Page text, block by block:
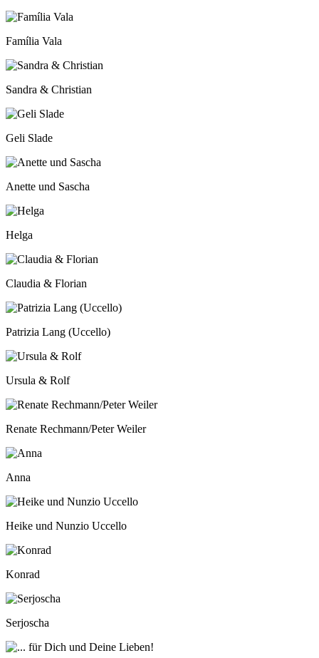
Família Vala
Sandra & Christian
Geli Slade
Anette und Sascha
Helga
Claudia & Florian
Patrizia Lang (Uccello)
Ursula & Rolf
Renate Rechmann/Peter Weiler
Anna
Heike und Nunzio Uccello
Konrad
Serjoscha